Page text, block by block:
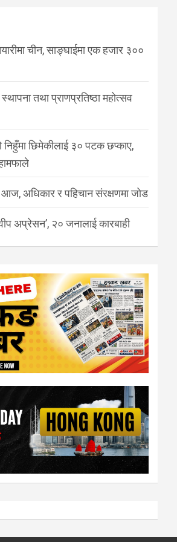
चीन, साङ्घाईमा एक हजार ३००
तथा प्राणप्रतिष्ठा महोत्सव
छिमेकीलाई ३० पटक छप्काए,
आज, अधिकार र पहिचान संरक्षणमा जोड
अप्रेसन’, २० जनालाई कारबाही